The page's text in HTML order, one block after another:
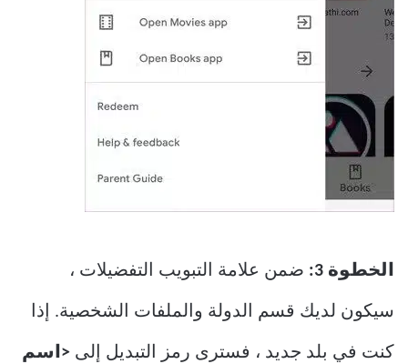
الخطوة 3: ضمن علامة التبويب التفضيلات ،
سيكون لديك قسم الدولة والملفات الشخصية. إذا
كنت في بلد جديد ، فسترى رمز التبديل إلى <اسم